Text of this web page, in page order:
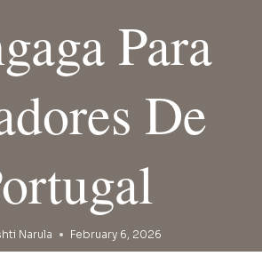
Para
De
Narula February 6, 2026